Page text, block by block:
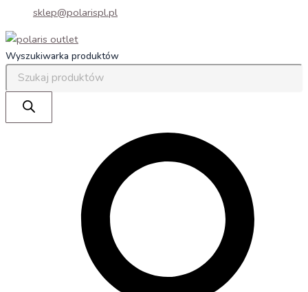
sklep@polarispl.pl
Wyszukiwarka produktów